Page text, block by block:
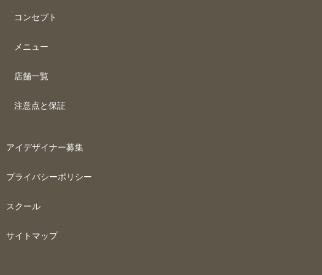
コンセプト
メニュー
店舗一覧
注意点と保証
アイデザイナー募集
プライバシーポリシー
スクール
サイトマップ